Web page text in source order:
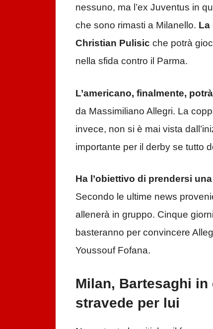
nessuno, ma l’ex Juventus in
che sono rimasti a Milanello. La
Christian Pulisic che potrà
nella sfida contro il Parma.
L’americano, finalmente,
da Massimiliano Allegri. La
invece, non si è mai vista
importante per il derby se tutto
Ha l’obiettivo di prendersi
Secondo le ultime news
allenerà in gruppo. Cinque
basteranno per convincere
Youssouf Fofana.
Milan, Bartesaghi
stravede per lui